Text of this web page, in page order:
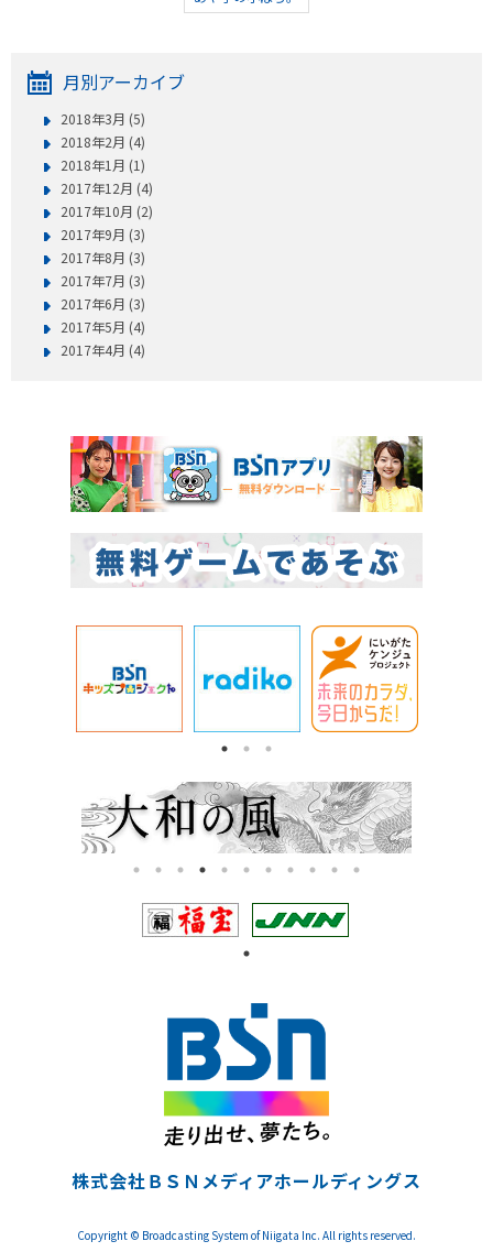
月別アーカイブ
2018年3月 (5)
2018年2月 (4)
2018年1月 (1)
2017年12月 (4)
2017年10月 (2)
2017年9月 (3)
2017年8月 (3)
2017年7月 (3)
2017年6月 (3)
2017年5月 (4)
2017年4月 (4)
株式会社ＢＳＮメディアホールディングス
Copyright © Broadcasting System of Niigata Inc. All rights reserved.